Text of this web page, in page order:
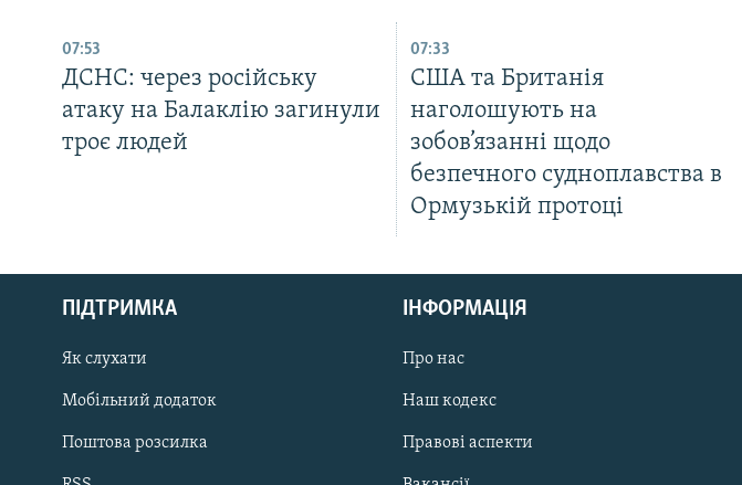
РУС
ДОЛУЧАЙСЯ!
07:53
ДСНС: через російську
атаку на Балаклію загинули
троє людей
07:33
США та Британія
наголошують на
зобов’язанні щодо
безпечного судноплавства в
Ормузькій протоці
ПІДТРИМКА
Як слухати
Мобільний додаток
Поштова розсилка
ІНФОРМАЦІЯ
Про нас
Наш кодекс
Правові аспекти